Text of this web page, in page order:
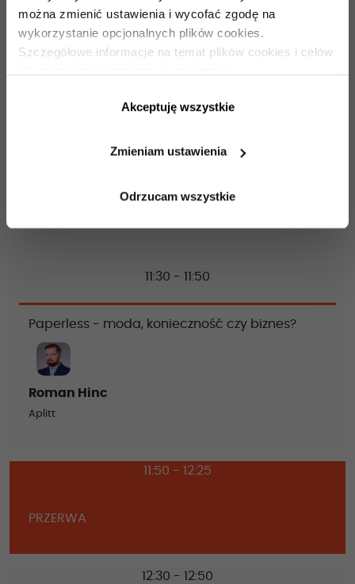
można zmienić ustawienia i wycofać zgodę na
wykorzystanie opcjonalnych plików cookies.
Szczegółowe informacje na temat plików cookies i celów
Akceptuję wszystkie
Zmieniam ustawienia
Odrzucam wszystkie
Akademia Leona Koźmińskiego
10:55 - 11:25
How Companies Are Using Tech to Give
Pim de Morree
11:30 - 11:50
Paperless - moda, konieczność czy biznes?
Roman Hinc
Aplitt
11:50 - 12:25
PRZERWA
12:30 - 12:50